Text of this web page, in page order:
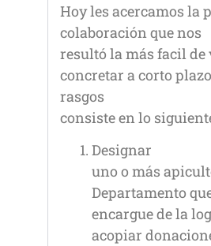
Hoy les acercamos la
colaboración que nos
resultó la más facil
concretar a corto
rasgos
consiste en lo
Designar
uno o más
Departamento
encargue de la
acopiar